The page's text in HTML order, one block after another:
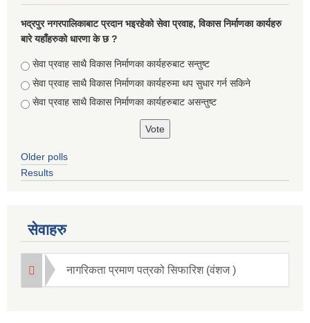
भद्रपुर नगरपालिकाबाट प्रदान भइरहेको सेवा प्रवाह, विकास निर्माणका कार्यहरु
बारे यहाँहरुको धारणा के छ ?
Choices
सेवा प्रवाह साथै विकास निर्माणका कार्यहरुबाट सन्तुष्ट
सेवा प्रवाह साथै विकास निर्माणका कार्यहरुमा थप सुधार गर्न सकिने
सेवा प्रवाह साथै विकास निर्माणका कार्यहरुबाट असन्तुष्ट
Older polls
Results
सेवाहरु
नागरिकता प्रमाण पत्रको सिफारिश (वंशज )